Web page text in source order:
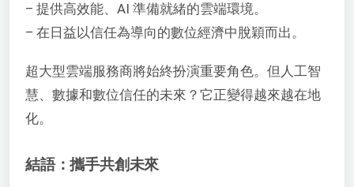
– 提供高效能、AI 準備就緒的雲端環境。
– 在日益以信任為導向的數位經濟中脫穎而出。
超大型雲端服務商將始終扮演重要角色。但人工智
慧、數據和數位信任的未來？它正變得越來越在地
化。
結語：攜手共創未來